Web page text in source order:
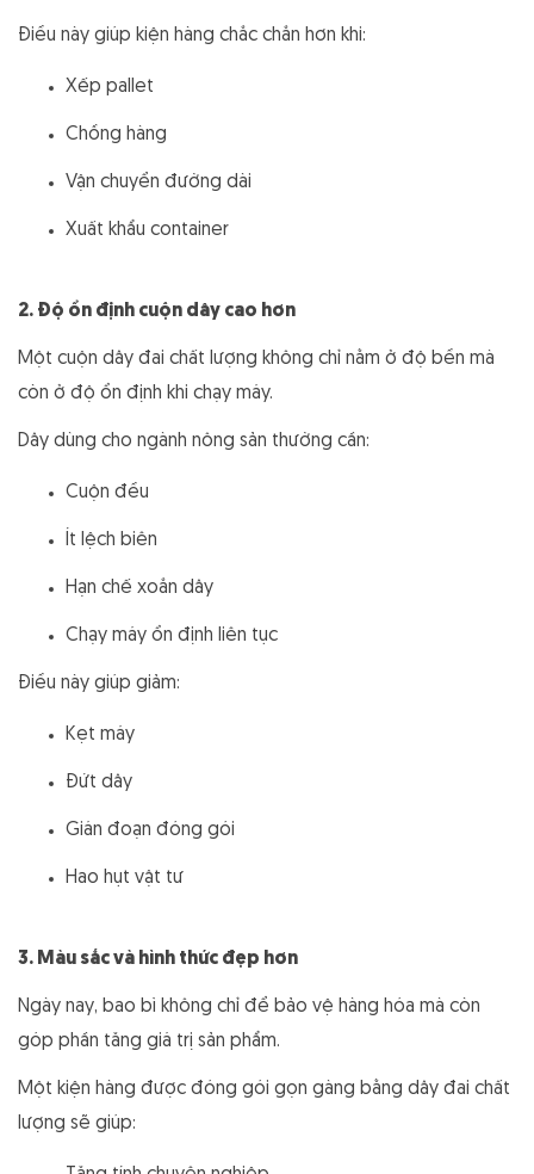
Điều này giúp kiện hàng chắc chắn hơn khi:
Xếp pallet
Chồng hàng
Vận chuyển đường dài
Xuất khẩu container
2. Độ ổn định cuộn dây cao hơn
Một cuộn dây đai chất lượng không chỉ nằm ở độ bền mà
còn ở độ ổn định khi chạy máy.
Dây dùng cho ngành nông sản thường cần:
Cuộn đều
Ít lệch biên
Hạn chế xoắn dây
Chạy máy ổn định liên tục
Điều này giúp giảm:
Kẹt máy
Đứt dây
Gián đoạn đóng gói
Hao hụt vật tư
3. Màu sắc và hình thức đẹp hơn
Ngày nay, bao bì không chỉ để bảo vệ hàng hóa mà còn
góp phần tăng giá trị sản phẩm.
Một kiện hàng được đóng gói gọn gàng bằng dây đai chất
lượng sẽ giúp: